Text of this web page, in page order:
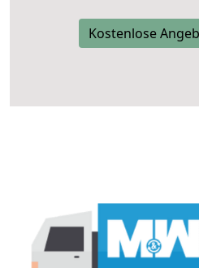
Kostenlose